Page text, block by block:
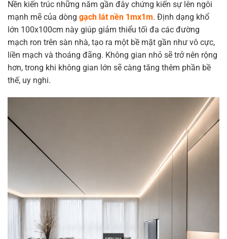
Nền kiến trúc những năm gần đây chứng kiến sự lên ngôi
mạnh mẽ của dòng gạch lát nền 1mx1m. Định dạng khổ
lớn 100x100cm này giúp giảm thiểu tối đa các đường
mạch ron trên sàn nhà, tạo ra một bề mặt gần như vô cực,
liền mạch và thoáng đãng. Không gian nhỏ sẽ trở nên rộng
hơn, trong khi không gian lớn sẽ càng tăng thêm phần bề
thế, uy nghi.